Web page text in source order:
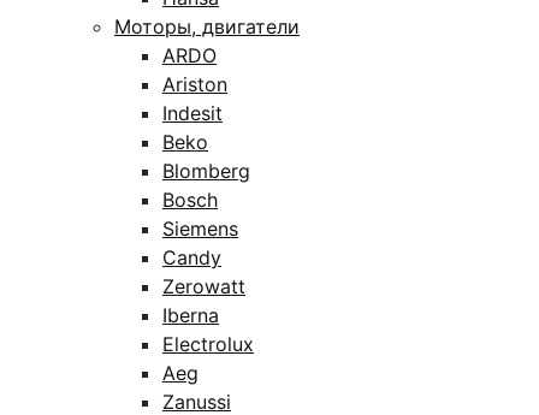
Моторы, двигатели
ARDO
Ariston
Indesit
Beko
Blomberg
Bosch
Siemens
Candy
Zerowatt
Iberna
Electrolux
Aeg
Zanussi